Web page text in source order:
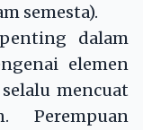
semesta).
dalam
elemen
mencuat
Perempuan